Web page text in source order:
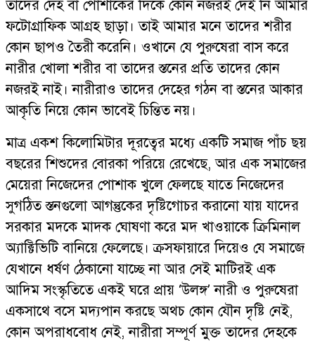
তাদের দেহ বা পোশাকের দিকে কোন নজরই দেই নি আমার
ফটোগ্রাফিক আগ্রহ ছাড়া। তাই আমার মনে তাদের শরীর
কোন ছাপও তৈরী করেনি। ওখানে যে পুরুষেরা বাস করে
নারীর খোলা শরীর বা তাদের স্তনের প্রতি তাদের কোন
নজরই নাই। নারীরাও তাদের দেহের গঠন বা স্তনের আকার
আকৃতি নিয়ে কোন ভাবেই চিন্তিত নয়।
মাত্র একশ কিলোমিটার দূরত্বের মধ্যে একটি সমাজ পাঁচ ছয়
বছরের শিশুদের বোরকা পরিয়ে রেখেছে, আর এক সমাজের
মেয়েরা নিজেদের পোশাক খুলে ফেলছে যাতে নিজেদের
সুগঠিত স্তনগুলো আগন্তুকের দৃষ্টিগোচর করানো যায় যাদের
সরকার মদকে মাদক ঘোষণা করে মদ খাওয়াকে ক্রিমিনাল
অ্যাক্টিভিটি বানিয়ে ফেলেছে। ক্রসফায়ারে দিয়েও যে সমাজে
যেখানে ধর্ষণ ঠেকানো যাচ্ছে না আর সেই মাটিরই এক
আদিম সংস্কৃতিতে একই ঘরে প্রায় ‘উলঙ্গ’ নারী ও পুরুষেরা
একসাথে বসে মদ্যপান করছে অথচ কোন যৌন দৃষ্টি নেই,
কোন অপরাধবোধ নেই, নারীরা সম্পূর্ণ মুক্ত তাদের দেহকে